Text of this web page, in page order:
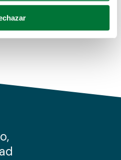
específicas (huellas
cómo se procesan sus
haga del sitio web con
sociales, publicidad y análisis